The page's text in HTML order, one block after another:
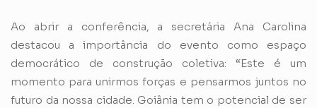
Ao abrir a conferência, a secretária Ana Carolina
destacou a importância do evento como espaço
democrático de construção coletiva: “Este é um
momento para unirmos forças e pensarmos juntos no
futuro da nossa cidade. Goiânia tem o potencial de ser